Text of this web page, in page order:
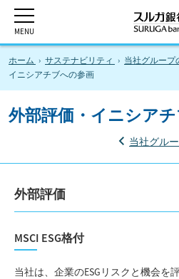
ホーム サステナビリティ 当社グループ
イニシアチブへの参画
外部評価・イニシア
当社グル
外部評価
MSCI ESG格付
当社は、企業のESGリスクと機会を